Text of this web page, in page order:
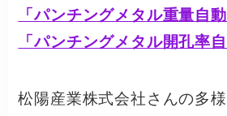
「パンチングメタル重量自動
「パンチングメタル開孔率自
松陽産業株式会社さんの多